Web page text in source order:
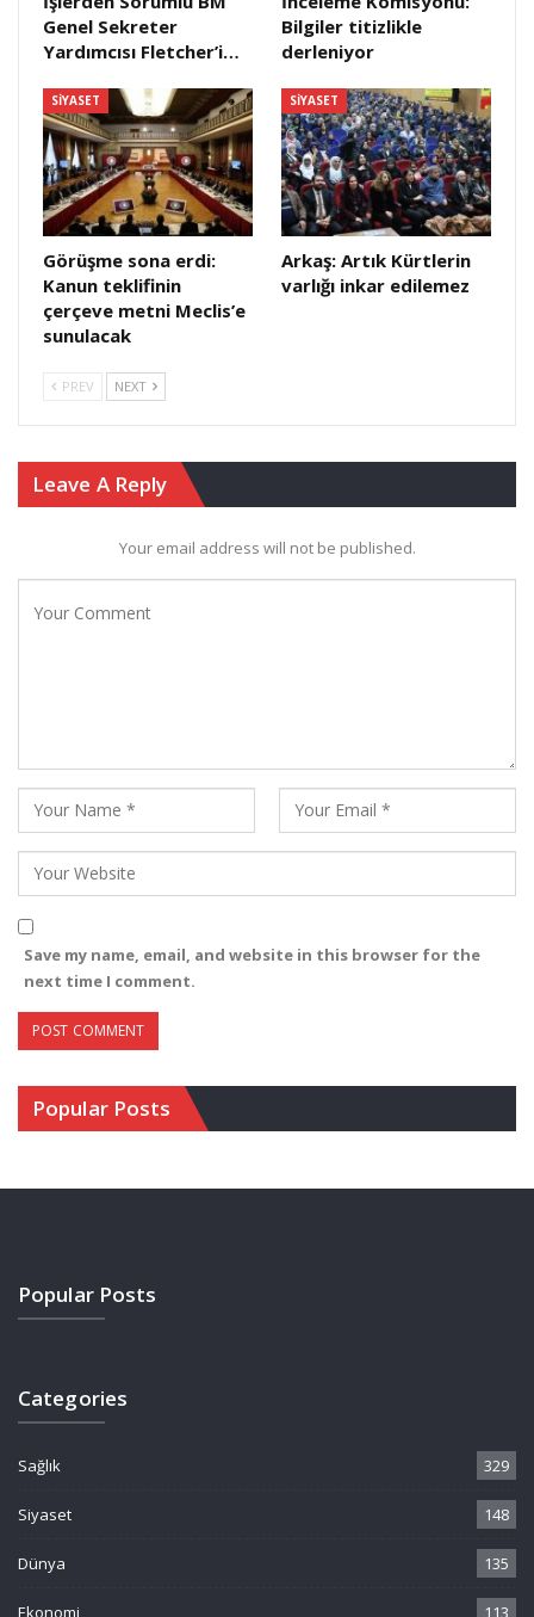
Genel Sekreter
Yardımcısı Fletcher’i…
Bilgiler titizlikle
derleniyor
SIYASET
Görüşme sona erdi:
Kanun teklifinin
çerçeve metni Meclis’e
sunulacak
SIYASET
Arkaş: Artık Kürtlerin
varlığı inkar edilemez
PREV NEXT
Leave A Reply
Your email address will not be published.
Save my name, email, and website in this browser for the
next time I comment.
Popular Posts
Popular Posts
Categories
Sağlık 329
Siyaset 148
Dünya 135
Ekonomi 113